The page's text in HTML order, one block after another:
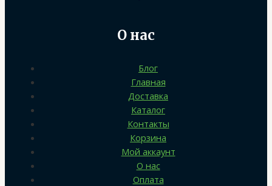
О нас
Блог
Главная
Доставка
Каталог
Контакты
Корзина
Мой аккаунт
О нас
Оплата